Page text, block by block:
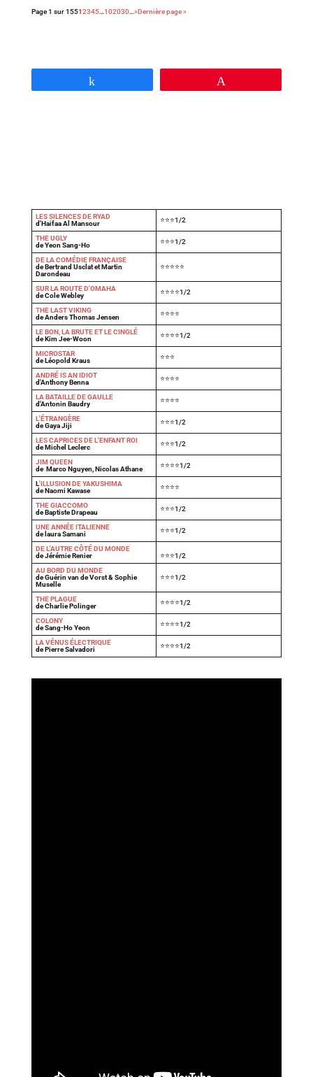
Page 1 sur 15512345…102030…»Dernière page »
LES SILENCES DE RYAD
d'Haifaa Al Mansour
⭐⭐⭐1/2
THE UGLY
de Yeon Sang-Ho
⭐⭐⭐1/2
DE LA COMÉDIE FRANÇAISE
de Bertrand Usclat et Martin
Darondeau
⭐⭐⭐⭐⭐
SUR LA ROUTE D'OMAHA
de Cole Webley
⭐⭐⭐⭐1/2
THE LAST VIKING
de Anders Thomas Jensen
⭐⭐⭐⭐
LE BON, LA BRUTE ET LE CINGLÉ
de Kim Jee-Woon
⭐⭐⭐⭐1/2
MICROSTAR
de Léopold Kraus
⭐⭐⭐
ANDRÉ IS AN IDIOT
d'Anthony Benna
⭐⭐⭐⭐
LA BATAILLE DE GAULLE
d'Antonin Baudry
⭐⭐⭐⭐
L'ÉTRANGÈRE
de Gaya Jiji
⭐⭐⭐1/2
LES CAPRICES DE L'ENFANT ROI
de Michel Leclerc
⭐⭐⭐1/2
JIM QUEEN
de Marco Nguyen, Nicolas Athane
⭐⭐⭐⭐1/2
L'ILLUSION DE YAKUSHIMA
de Naomi Kawase
⭐⭐⭐⭐
THE GIACCOMO
de Baptiste Drapeau
⭐⭐⭐1/2
UNE ANNÉE ITALIENNE
de laura Samani
⭐⭐⭐1/2
DE L'AUTRE CÔTÉ DU MONDE
de Jérémie Renier
⭐⭐⭐1/2
AU BORD DU MONDE
de Guérin van de Vorst & Sophie
Muselle
⭐⭐⭐1/2
THE PLAGUE
de Charlie Polinger
⭐⭐⭐⭐1/2
COLONY
de Sang-Ho Yeon
⭐⭐⭐⭐1/2
LA VÉNUS ÉLECTRIQUE
de Pierre Salvadori
⭐⭐⭐⭐1/2